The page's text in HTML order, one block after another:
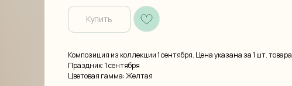
Купить
Композиция из коллекции 1 сентября. Цена указана за 1 шт. товара
Праздник: 1 сентября
Цветовая гамма: Желтая